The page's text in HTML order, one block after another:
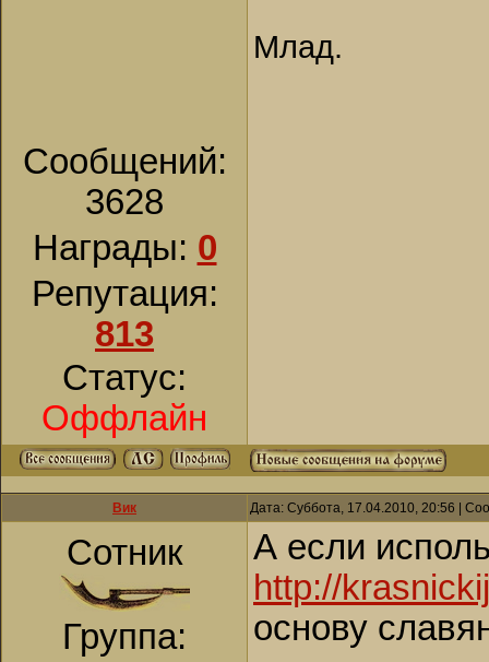
Сообщений:
3628
Награды: 0
Репутация:
813
Статус:
Оффлайн
Млад.
Вик Дата: Суббота, 17.04.2010, 20:56 |
Сотник
Группа:
А если
http://
основу